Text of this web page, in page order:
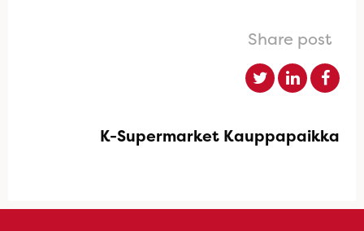
Share post
K-Supermarket Kauppapaikka